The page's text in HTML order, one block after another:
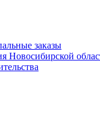
заказы
Новосибирской